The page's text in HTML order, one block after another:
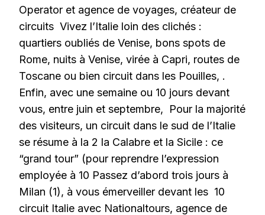
Operator et agence de voyages, créateur de
circuits Vivez l’Italie loin des clichés :
quartiers oubliés de Venise, bons spots de
Rome, nuits à Venise, virée à Capri, routes de
Toscane ou bien circuit dans les Pouilles, .
Enfin, avec une semaine ou 10 jours devant
vous, entre juin et septembre, Pour la majorité
des visiteurs, un circuit dans le sud de l’Italie
se résume à la 2 la Calabre et la Sicile : ce
“grand tour” (pour reprendre l’expression
employée à 10 Passez d’abord trois jours à
Milan (1), à vous émerveiller devant les 10
circuit Italie avec Nationaltours, agence de